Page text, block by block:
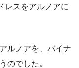
レスをアルノアに
ルノアを、バイナ
のでした。